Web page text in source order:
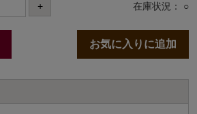
+ 在庫状況： ○
お気に入りに追加